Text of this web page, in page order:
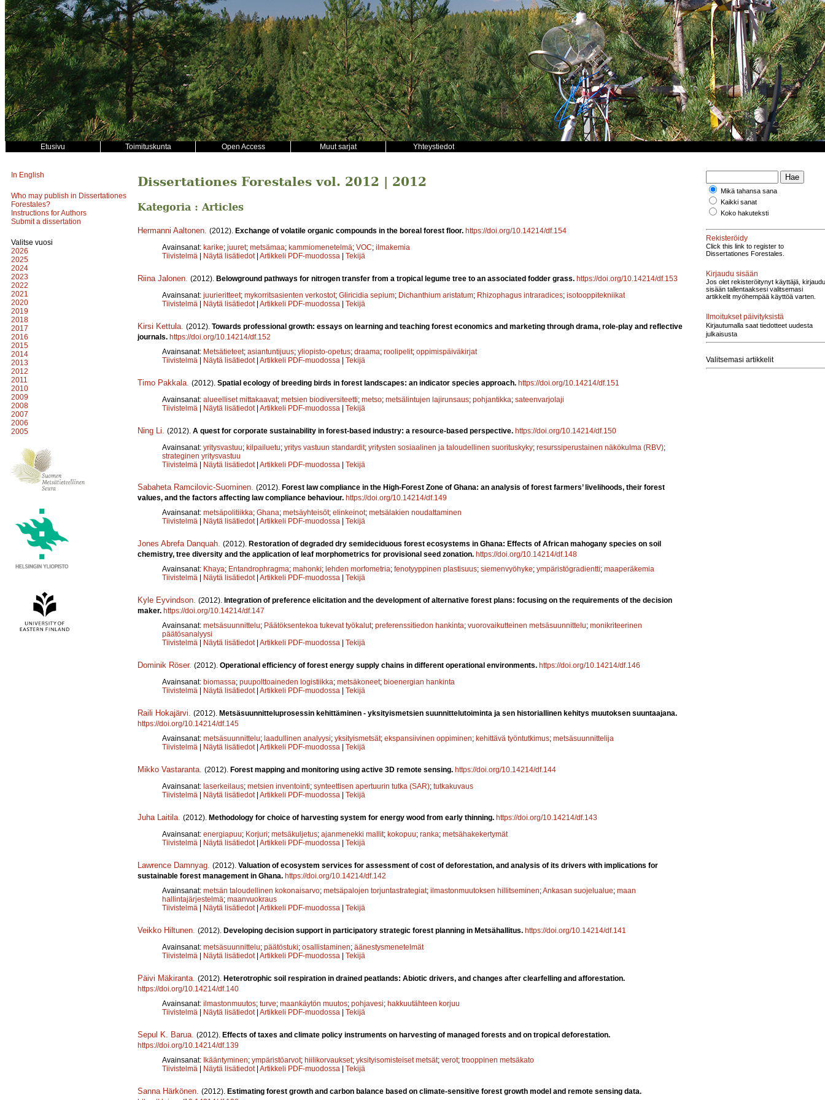
Etusivu Toimituskunta Open Access Muut sarjat Yhteystiedot
In English
Who may publish in Dissertationes
Forestales?
Instructions for Authors
Submit a dissertation
Valitse vuosi
2026
2025
2024
2023
2022
2021
2020
2019
2018
2017
2016
2015
2014
2013
2012
2011
2010
2009
2008
2007
2006
2005
Dissertationes Forestales vol. 2012 | 2012
Kategoria : Articles
Hermanni Aaltonen (2012). Exchange of volatile organic compounds in the boreal forest floor. https://doi.org/10.14214/df.154
Avainsanat: karike; juuret; metsämaa; kammiomenetelmä; VOC; ilmakemia
Tiivistelmä | Näytä lisätiedot | Artikkeli PDF-muodossa | Tekijä
Riina Jalonen (2012). Belowground pathways for nitrogen transfer from a tropical legume tree to an associated fodder grass. https://doi.org/10.14214/df.153
Avainsanat: juurieritteet; mykorritsasienten verkostot; Gliricidia sepium; Dichanthium aristatum; Rhizophagus intraradices; isotooppitekniikat
Tiivistelmä | Näytä lisätiedot | Artikkeli PDF-muodossa | Tekijä
Kirsi Kettula (2012). Towards professional growth: essays on learning and teaching forest economics and marketing through drama, role-play and reflective
journals. https://doi.org/10.14214/df.152
Avainsanat: Metsätieteet; asiantuntijuus; yliopisto-opetus; draama; roolipelit; oppimispäiväkirjat
Tiivistelmä | Näytä lisätiedot | Artikkeli PDF-muodossa | Tekijä
Timo Pakkala (2012). Spatial ecology of breeding birds in forest landscapes: an indicator species approach. https://doi.org/10.14214/df.151
Avainsanat: alueelliset mittakaavat; metsien biodiversiteetti; metso; metsälintujen lajirunsaus; pohjantikka; sateenvarjolaji
Tiivistelmä | Näytä lisätiedot | Artikkeli PDF-muodossa | Tekijä
Ning Li (2012). A quest for corporate sustainability in forest-based industry: a resource-based perspective. https://doi.org/10.14214/df.150
Avainsanat: yritysvastuu; kilpailuetu; yritys vastuun standardit; yritysten sosiaalinen ja taloudellinen suorituskyky; resurssiperustainen näkökulma (RBV);
strateginen yritysvastuu
Tiivistelmä | Näytä lisätiedot | Artikkeli PDF-muodossa | Tekijä
Sabaheta Ramcilovic-Suominen (2012). Forest law compliance in the High-Forest Zone of Ghana: an analysis of forest farmers’ livelihoods, their forest
values, and the factors affecting law compliance behaviour. https://doi.org/10.14214/df.149
Avainsanat: metsäpolitiikka; Ghana; metsäyhteisöt; elinkeinot; metsälakien noudattaminen
Tiivistelmä | Näytä lisätiedot | Artikkeli PDF-muodossa | Tekijä
Jones Abrefa Danquah (2012). Restoration of degraded dry semideciduous forest ecosystems in Ghana: Effects of African mahogany species on soil
chemistry, tree diversity and the application of leaf morphometrics for provisional seed zonation. https://doi.org/10.14214/df.148
Avainsanat: Khaya; Entandrophragma; mahonki; lehden morfometria; fenotyyppinen plastisuus; siemenvyöhyke; ympäristögradientti; maaperäkemia
Tiivistelmä | Näytä lisätiedot | Artikkeli PDF-muodossa | Tekijä
Kyle Eyvindson (2012). Integration of preference elicitation and the development of alternative forest plans: focusing on the requirements of the decision
maker. https://doi.org/10.14214/df.147
Avainsanat: metsäsuunnittelu; Päätöksentekoa tukevat työkalut; preferenssitiedon hankinta; vuorovaikutteinen metsäsuunnittelu; monikriteerinen
päätösanalyysi
Tiivistelmä | Näytä lisätiedot | Artikkeli PDF-muodossa | Tekijä
Dominik Röser. (2012). Operational efficiency of forest energy supply chains in different operational environments. https://doi.org/10.14214/df.146
Avainsanat: biomassa; puupolttoaineden logistiikka; metsäkoneet; bioenergian hankinta
Tiivistelmä | Näytä lisätiedot | Artikkeli PDF-muodossa | Tekijä
Raili Hokajärvi (2012). Metsäsuunnitteluprosessin kehittäminen - yksityismetsien suunnittelutoiminta ja sen historiallinen kehitys muutoksen suuntaajana.
https://doi.org/10.14214/df.145
Avainsanat: metsäsuunnittelu; laadullinen analyysi; yksityismetsät; ekspansiivinen oppiminen; kehittävä työntutkimus; metsäsuunnittelija
Tiivistelmä | Näytä lisätiedot | Artikkeli PDF-muodossa | Tekijä
Mikko Vastaranta (2012). Forest mapping and monitoring using active 3D remote sensing. https://doi.org/10.14214/df.144
Avainsanat: laserkeilaus; metsien inventointi; synteettisen apertuurin tutka (SAR); tutkakuvaus
Tiivistelmä | Näytä lisätiedot | Artikkeli PDF-muodossa | Tekijä
Juha Laitila (2012). Methodology for choice of harvesting system for energy wood from early thinning. https://doi.org/10.14214/df.143
Avainsanat: energiapuu; Korjuri; metsäkuljetus; ajanmenekki mallit; kokopuu; ranka; metsähakekertymät
Tiivistelmä | Näytä lisätiedot | Artikkeli PDF-muodossa | Tekijä
Lawrence Damnyag (2012). Valuation of ecosystem services for assessment of cost of deforestation, and analysis of its drivers with implications for
sustainable forest management in Ghana. https://doi.org/10.14214/df.142
Avainsanat: metsän taloudellinen kokonaisarvo; metsäpalojen torjuntastrategiat; ilmastonmuutoksen hillitseminen;Ankasan suojelualue; maan
hallintajärjestelmä; maanvuokraus
Tiivistelmä | Näytä lisätiedot | Artikkeli PDF-muodossa | Tekijä
Veikko Hiltunen (2012). Developing decision support in participatory strategic forest planning in Metsähallitus. https://doi.org/10.14214/df.141
Avainsanat: metsäsuunnittelu; päätöstuki; osallistaminen; äänestysmenetelmät
Tiivistelmä | Näytä lisätiedot | Artikkeli PDF-muodossa | Tekijä
Päivi Mäkiranta (2012). Heterotrophic soil respiration in drained peatlands: Abiotic drivers, and changes after clearfelling and afforestation.
https://doi.org/10.14214/df.140
Avainsanat: ilmastonmuutos; turve; maankäytön muutos; pohjavesi; hakkuutähteen korjuu
Tiivistelmä | Näytä lisätiedot | Artikkeli PDF-muodossa | Tekijä
Sepul K. Barua (2012). Effects of taxes and climate policy instruments on harvesting of managed forests and on tropical deforestation.
https://doi.org/10.14214/df.139
Avainsanat: Ikääntyminen; ympäristöarvot; hiilikorvaukset; yksityisomisteiset metsät; verot; trooppinen metsäkato
Tiivistelmä | Näytä lisätiedot | Artikkeli PDF-muodossa | Tekijä
Sanna Härkönen (2012). Estimating forest growth and carbon balance based on climate-sensitive forest growth model and remote sensing data.
Mikä tahansa sana
Kaikki sanat
Koko hakuteksti
Rekisteröidy
Click this link to register to
Dissertationes Forestales.
Kirjaudu sisään
Jos olet rekisteröitynyt käyttäjä, kirjaudu
sisään tallentaaksesi valitsemasi
artikkelit myöhempää käyttöä varten.
Ilmoitukset päivityksistä
Kirjautumalla saat tiedotteet uudesta
julkaisusta
Valitsemasi artikkelit